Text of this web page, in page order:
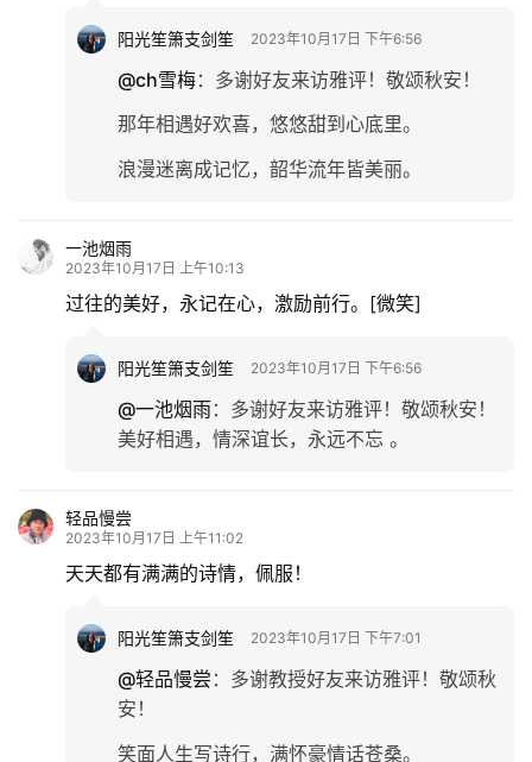
阳光笙箫支剑笙 2023年10月17日 下午6:56
@ch雪梅： 多谢好友来访雅评！敬颂秋安！
那年相遇好欢喜，悠悠甜到心底里。
浪漫迷离成记忆，韶华流年皆美丽。
一池烟雨
2023年10月17日 上午10:13
过往的美好，永记在心，激励前行。[微笑]
阳光笙箫支剑笙 2023年10月17日 下午6:56
@一池烟雨： 多谢好友来访雅评！敬颂秋安！
美好相遇，情深谊长，永远不忘 。
轻品慢尝
2023年10月17日 上午11:02
天天都有满满的诗情，佩服！
阳光笙箫支剑笙 2023年10月17日 下午7:01
@轻品慢尝 ： 多谢教授好友来访雅评！敬颂秋
安！
笑面人生写诗行，满怀豪情话苍桑。